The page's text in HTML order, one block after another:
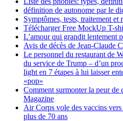
définition de autonome par le
Symptômes, tests, traitement et
Télécharger Free MockUp T-
L’amour qui grandit lentement
Avis de décès de Jean-Claude
Le personnel du restaurant de
du service de Trump – d’un
light en 7 étapes à lui laisser
«pop»
Comment surmonter la peur
Magazine
Air Corps vole des vaccins
plus de 70 ans